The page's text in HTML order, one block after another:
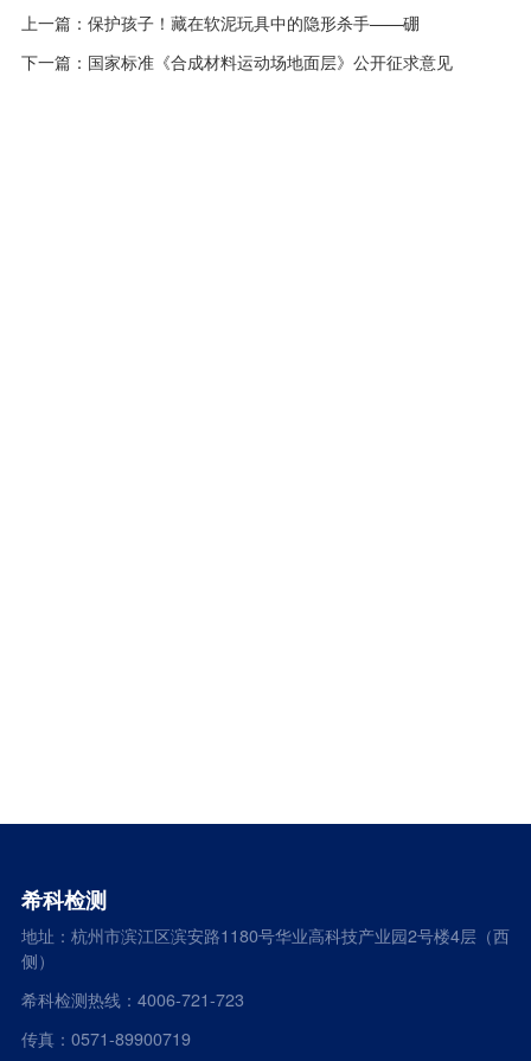
上一篇： 保护孩子！藏在软泥玩具中的隐形杀手——硼
下一篇： 国家标准《合成材料运动场地面层》公开征求意见
希科检测
地址：杭州市滨江区滨安路1180号华业高科技产业园2号楼4层（西
侧）
希科检测热线：4006-721-723
传真：0571-89900719